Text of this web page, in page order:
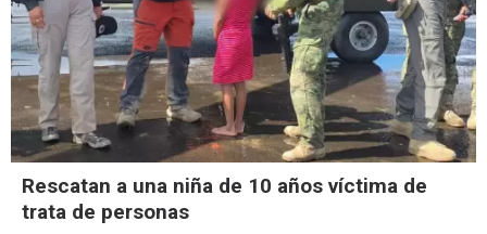
Rescatan a una niña de 10 años víctima de
trata de personas